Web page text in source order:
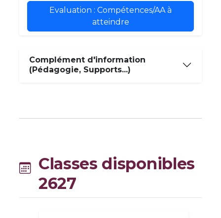
Evaluation : Compétences/AA à
atteindre
Complément d'information
(Pédagogie, Supports...)
Classes disponibles
2627